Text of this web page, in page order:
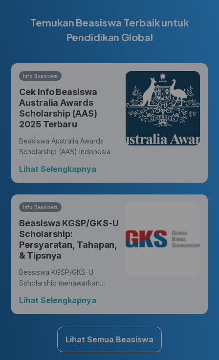
Temukan Beasiswa Terbaik untuk
Pendidikan Global
Info Beasiswa
Cek Info Beasiswa
Australia Awards
Scholarship (AAS)
2025 Terbaru
Beasiswa Australia Awards
Scholarship (AAS) Indonesia
warga negara Indonesia untuk
meraih gelar master atau
doktor dari universitas di
Australia dan membukakan
yang membawa perubahan.
Lihat Selengkapnya
Info Beasiswa
Beasiswa KGSP/GKS-U
Scholarship:
Persyaratan, Tahapan,
& Tipsnya
Beasiswa KGSP/GKS-U
Scholarship menawarkan
bagi Hunters untuk mengejar
gelar di berbagai disiplin ilmu,
sambil mendapatkan
pengalaman budaya yang
kaya di Korea.
Lihat Selengkapnya
Lihat Semua Beasiswa